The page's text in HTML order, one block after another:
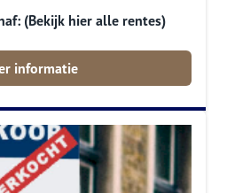
(Bekijk hier alle rentes)
informatie